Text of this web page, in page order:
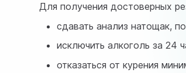
Для получения достоверных
сдавать анализ натощак,
исключить алкоголь за 24
отказаться от курения